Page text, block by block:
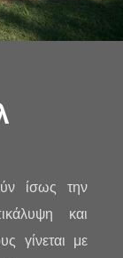
ίσως την
και
γίνεται με